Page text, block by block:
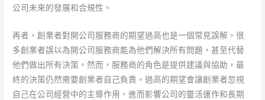
公司未來的發展和合規性。
再者，創業者對開公司服務商的期望過高也是一個常見誤解。很
多創業者誤以為開公司服務商能為他們解決所有問題，甚至代替
他們做出所有決策。然而，服務商的角色是提供建議與協助，最
終的決策仍然需要創業者自己負責。過高的期望會讓創業者忽視
自己在公司經營中的主導作用，進而影響公司的靈活運作和長期